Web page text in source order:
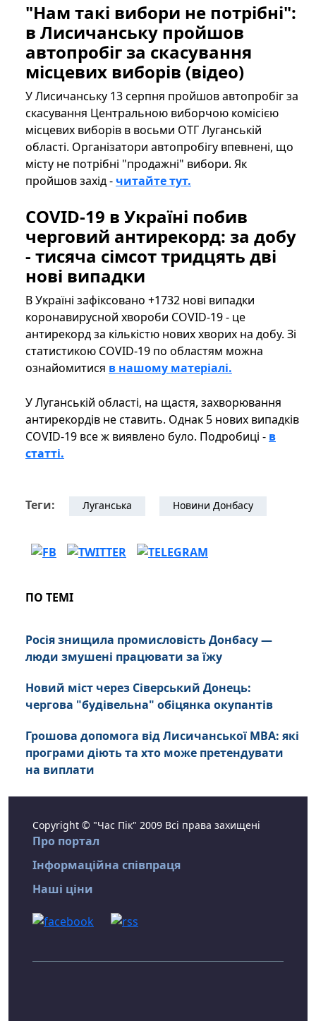
"Нам такі вибори не потрібні":
в Лисичанську пройшов
автопробіг за скасування
місцевих виборів (відео)
У Лисичанську 13 серпня пройшов автопробіг за
скасування Центральною виборчою комісією
місцевих виборів в восьми ОТГ Луганській
області. Організатори автопробігу впевнені, що
місту не потрібні "продажні" вибори. Як
пройшов захід - читайте тут.
COVID-19 в Україні побив
черговий антирекорд: за добу
- тисяча сімсот тридцять дві
нові випадки
В Україні зафіксовано +1732 нові випадки
коронавирусной хвороби COVID-19 - це
антирекорд за кількістю нових хворих на добу. Зі
статистикою COVID-19 по областям можна
ознайомитися в нашому матеріалі.
У Луганській області, на щастя, захворювання
антирекордів не ставить. Однак 5 нових випадків
COVID-19 все ж виявлено було. Подробиці - в
статті.
Теги: Луганська Новини Донбасу
ПО ТЕМІ
Росія знищила промисловість Донбасу —
люди змушені працювати за їжу
Новий міст через Сіверський Донець:
чергова "будівельна" обіцянка окупантів
Грошова допомога від Лисичанської МВА: які
програми діють та хто може претендувати
на виплати
Copyright © "Час Пік" 2009 Всі права захищені
Про портал
Інформаційна співпраця
Наші ціни